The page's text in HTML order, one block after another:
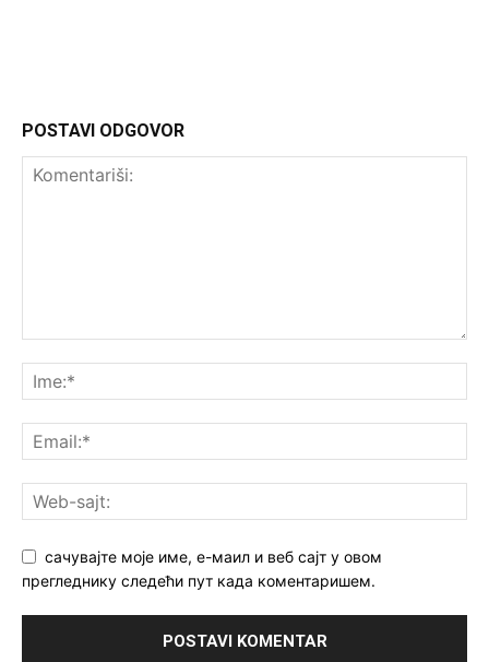
POSTAVI ODGOVOR
сачувајте моје име, е-маил и веб сајт у овом
прегледнику следећи пут када коментаришем.